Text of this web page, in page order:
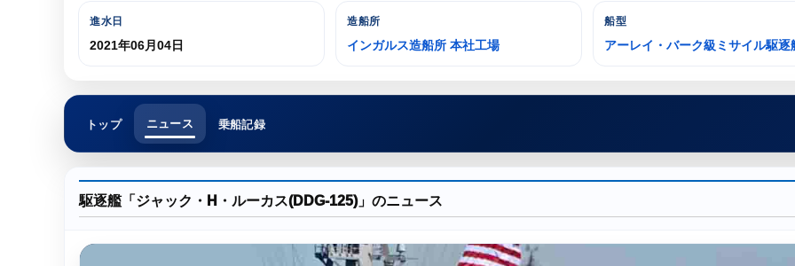
進水日
2021年06月04日
造船所
インガルス造船所 本社工場
船型
アーレイ・バーク級ミサイル駆逐
トップ ニュース 乗船記録
駆逐艦「ジャック・H・ルーカス(DDG-125)」のニュース